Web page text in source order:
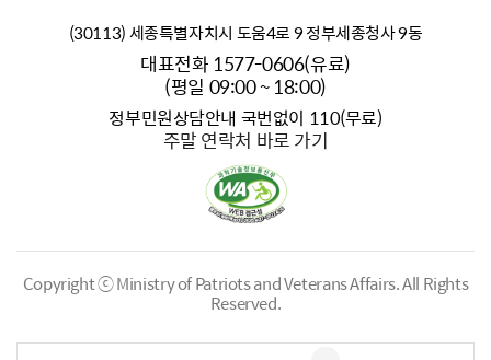
(30113) 세종특별자치시 도움4로 9 정부세종청사 9동
대표전화 1577-0606(유료)
(평일 09:00 ~ 18:00)
정부민원상담안내 국번없이 110(무료)
주말 연락처 바로 가기
Copyright ⓒ Ministry of Patriots and Veterans Affairs.All Rights
Reserved.